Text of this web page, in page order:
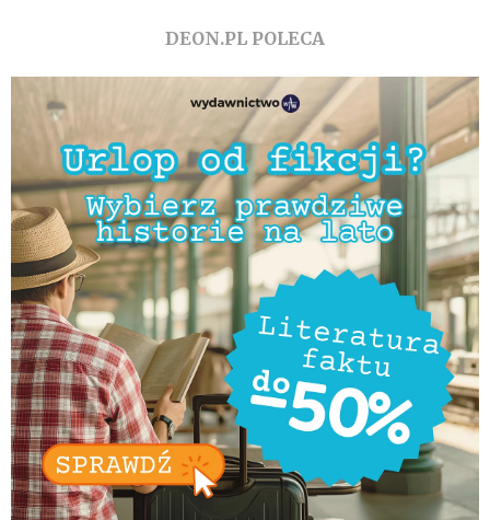
DEON.PL POLECA